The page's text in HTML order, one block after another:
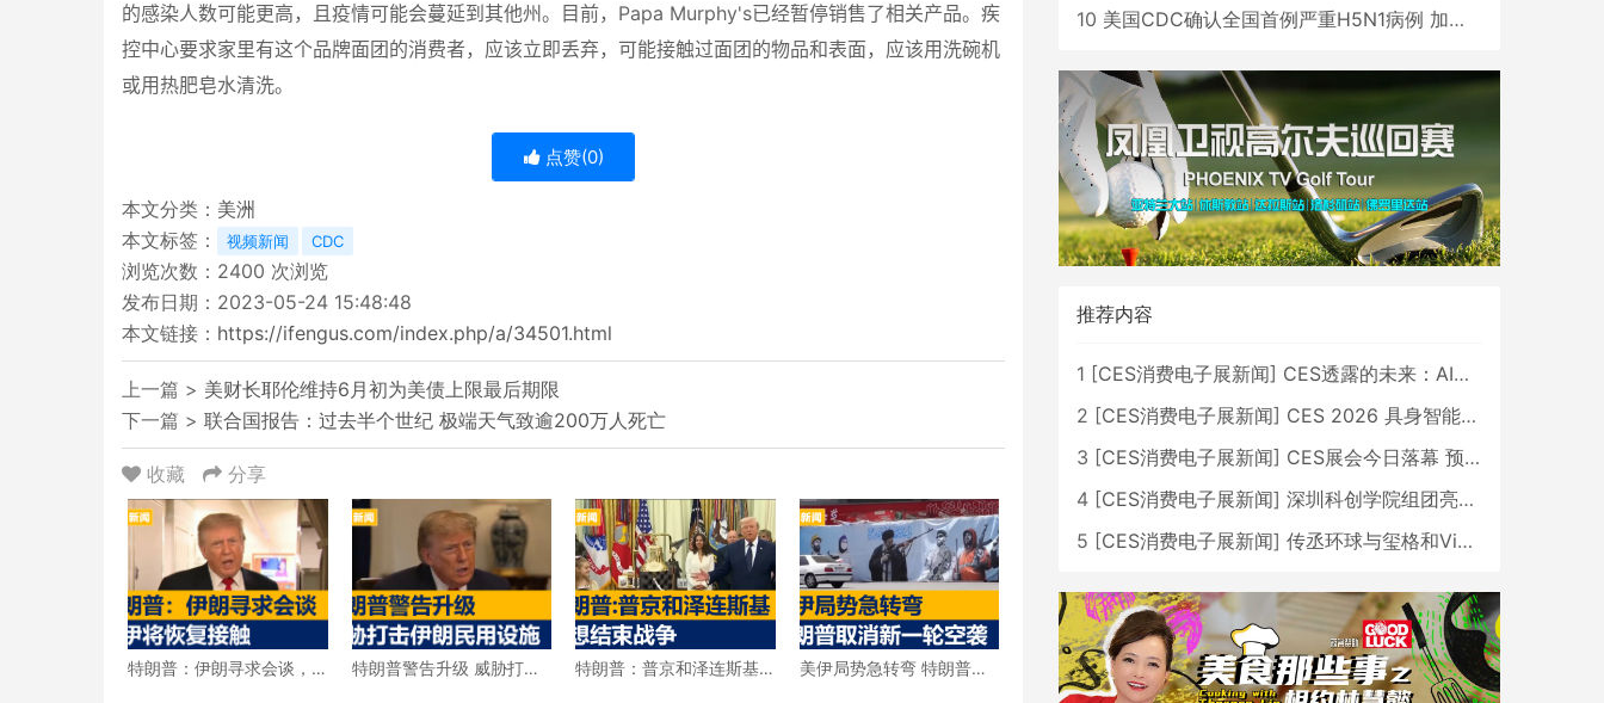
的感染人数可能更高，且疫情可能会蔓延到其他州。目前， Papa Murphy's已经暂停销售了相关产品。疾
控中心要求家里有这个品牌面团的消费者，应该立即丢弃，可能接触过面团的物品和表面，应该用洗碗机
或用热肥皂水清洗。
点赞(0)
本文分类： 美洲
本文标签：
视频新闻 CDC
浏览次数： 2400 次浏览
发布日期：2023-05-24 15:48:48
本文链接： https://ifengus.com/index.php/a/34501.html
上一篇 > 美财长耶伦维持6月初为美债上限最后期限
下一篇 > 联合国报告：过去半个世纪 极端天气致逾200万人死亡
收藏 分享
特朗普：伊朗寻求会谈，
特朗普警告升级 威胁打击
特朗普：普京和泽连斯基
美伊局势急转弯 特朗普宣
10 美国CDC确认全国首例严重H5N1病例 加州进入紧急状态
推荐内容
1 [CES消费电子展新闻] CES透露的未来：AI、机器人与智能生活大爆发
2 [CES消费电子展新闻] CES 2026 具身智能与创新领域 中国公司大放异彩
3 [CES消费电子展新闻] CES展会今日落幕 预计2026行业收入将超五千亿美元
4 [CES消费电子展新闻] 深圳科创学院组团亮相CES 广受好评
5 [CES消费电子展新闻] 传丞环球与玺格和VibeLens共同推出全新耳机